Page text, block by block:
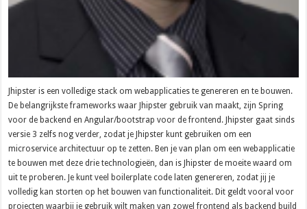
Jhipster is een volledige stack om webapplicaties te genereren en te bouwen.
De belangrijkste frameworks waar Jhipster gebruik van maakt, zijn Spring
voor de backend en Angular/bootstrap voor de frontend. Jhipster gaat sinds
versie 3 zelfs nog verder, zodat je Jhipster kunt gebruiken om een
microservice architectuur op te zetten. Ben je van plan om een webapplicatie
te bouwen met deze drie technologieën, dan is Jhipster de moeite waard om
uit te proberen. Je kunt veel boilerplate code laten genereren, zodat jij je
volledig kan storten op het bouwen van functionaliteit. Dit geldt vooral voor
projecten waarbij je gebruik wilt maken van zowel frontend als backend build